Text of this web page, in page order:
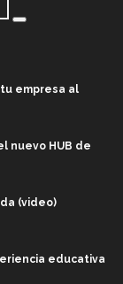
empresa al
nuevo HUB de
(video)
educativa